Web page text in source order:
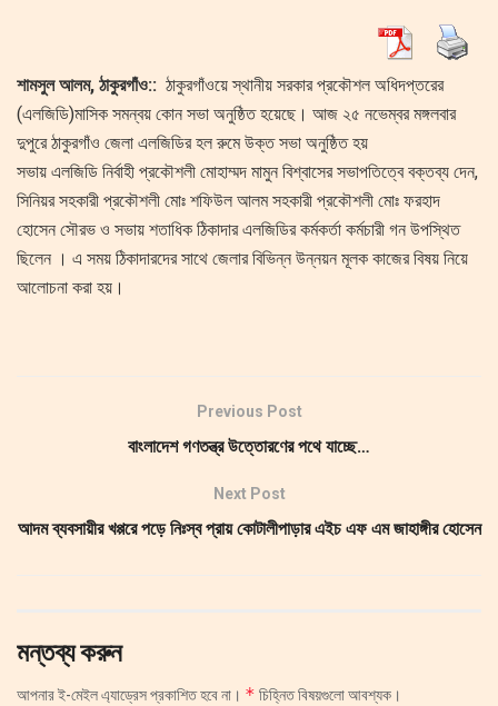
শামসুল আলম, ঠাকুরগাঁও:: ঠাকুরগাঁওয়ে স্থানীয় সরকার প্রকৌশল অধিদপ্তরের
(এলজিডি)মাসিক সমন্বয় কোন সভা অনুষ্ঠিত হয়েছে। আজ ২৫ নভেম্বর মঙ্গলবার
দুপুরে ঠাকুরগাঁও জেলা এলজিডির হল রুমে উক্ত সভা অনুষ্ঠিত হয়
সভায় এলজিডি নির্বাহী প্রকৌশলী মোহাম্মদ মামুন বিশ্বাসের সভাপতিত্বে বক্তব্য দেন,
সিনিয়র সহকারী প্রকৌশলী মোঃ শফিউল আলম সহকারী প্রকৌশলী মোঃ ফরহাদ
হোসেন সৌরভ ও সভায় শতাধিক ঠিকাদার এলজিডির কর্মকর্তা কর্মচারী গন উপস্থিত
ছিলেন । এ সময় ঠিকাদারদের সাথে জেলার বিভিন্ন উন্নয়ন মূলক কাজের বিষয় নিয়ে
আলোচনা করা হয়।
Previous Post
বাংলাদেশ গণতন্ত্র উত্তোরণের পথে যাচ্ছে…
Next Post
আদম ব্যবসায়ীর খপ্পরে পড়ে নিঃস্ব প্রায় কোটালীপাড়ার এইচ এফ এম জাহাঙ্গীর হোসেন
মন্তব্য করুন
আপনার ই-মেইল এ্যাড্রেস প্রকাশিত হবে না। * চিহ্নিত বিষয়গুলো আবশ্যক।